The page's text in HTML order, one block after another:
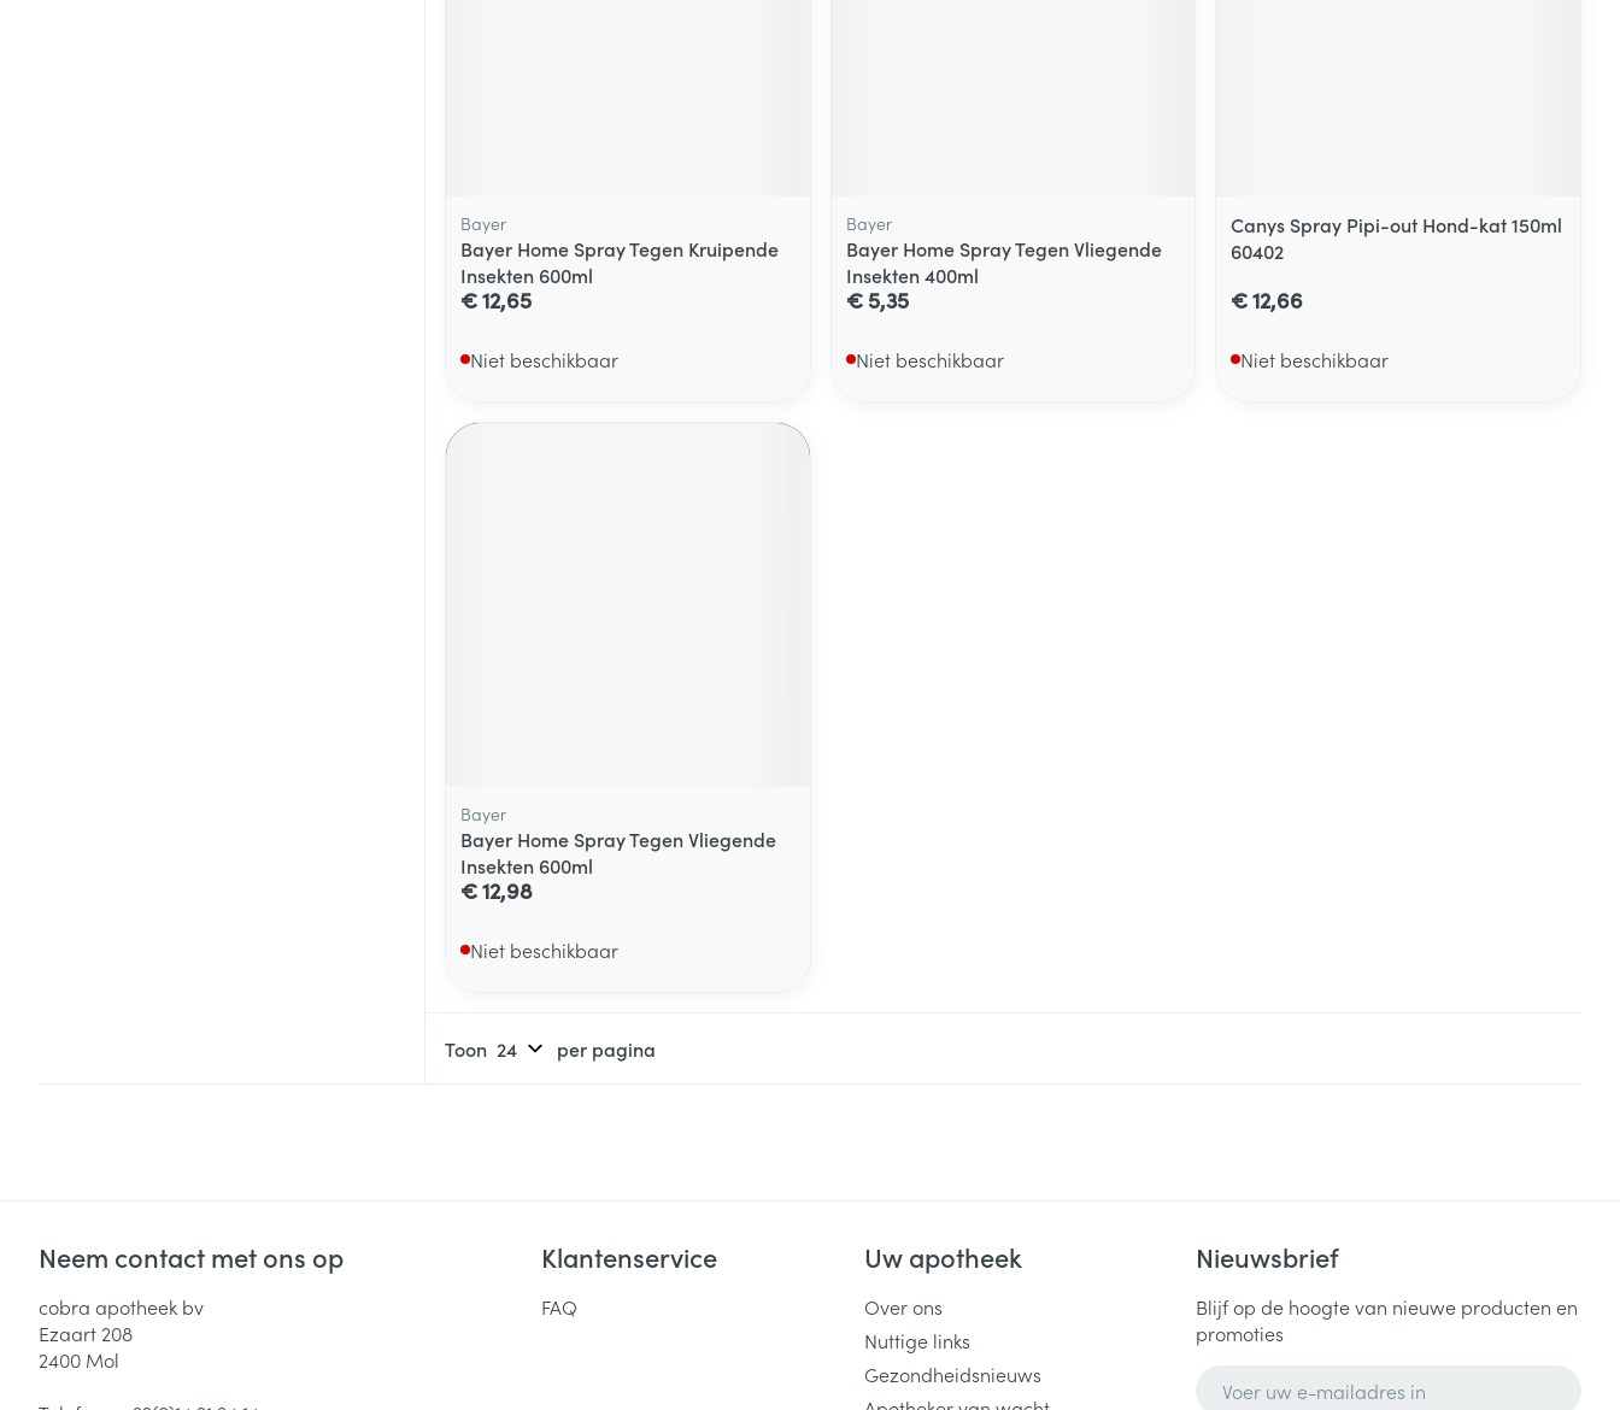
Bayer
Bayer Home Spray Tegen Kruipende
Insekten 600ml
€ 12,65
Niet beschikbaar
Bayer
Bayer Home Spray Tegen Vliegende
Insekten 400ml
€ 5,35
Niet beschikbaar
Canys Spray Pipi-out Hond-kat 150ml
60402
€ 12,66
Niet beschikbaar
Bayer
Bayer Home Spray Tegen Vliegende
Insekten 600ml
€ 12,98
Niet beschikbaar
Toon per pagina
Neem contact met ons op
cobra apotheek bv
Ezaart 208
2400 Mol
Klantenservice
FAQ
Uw apotheek
Over ons
Nuttige links
Gezondheidsnieuws
Nieuwsbrief
Blijf op de hoogte van nieuwe producten en
promoties